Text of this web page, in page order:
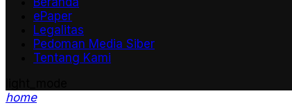
ePaper
Legalitas
Pedoman Media Siber
Tentang Kami
home